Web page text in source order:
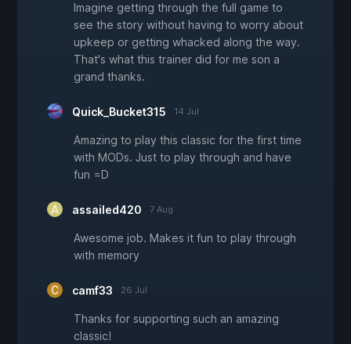
Imagine getting through the full game to
see the story without having to worry about
upkeep or getting whacked along the way.
That's what this trainer did for me son a
grand thanks.
Quick_Bucket315 14 Jul
Amazing to play this classic for the first time
with MODs. Just to play through and have
fun =D
assailed420 7 Aug
Awesome job. Makes it fun to play through
with memory
camf33 26 Jul
Thanks for supporting such an amazing
classic!